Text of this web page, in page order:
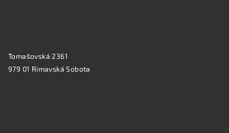
Tomašovská 2361
979 01 Rimavská Sobota